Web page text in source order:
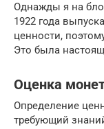
Однажды я на
1922 года
ценности,
Это была
Оценка
Определение
требующий